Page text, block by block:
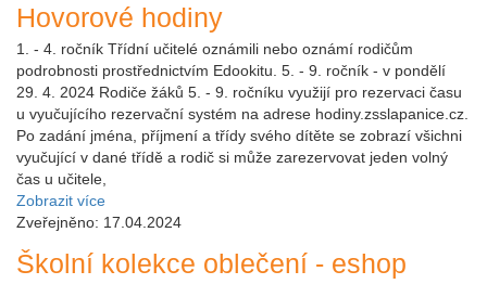
Hovorové hodiny
1. - 4. ročník Třídní učitelé oznámili nebo oznámí rodičům
podrobnosti prostřednictvím Edookitu. 5. - 9. ročník - v pondělí
29. 4. 2024 Rodiče žáků 5. - 9. ročníku využijí pro rezervaci času
u vyučujícího rezervační systém na adrese hodiny.zsslapanice.cz.
Po zadání jména, příjmení a třídy svého dítěte se zobrazí všichni
vyučující v dané třídě a rodič si může zarezervovat jeden volný
čas u učitele,
Zobrazit více
Zveřejněno: 17.04.2024
Školní kolekce oblečení - eshop